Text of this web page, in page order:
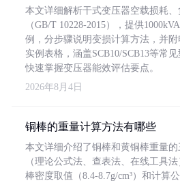
本文详细解析干式变压器空载损耗
（GB/T 10228-2015），提供
例，分步骤说明变损计算方法，并
实例表格，涵盖SCB10/SCB13等常
快速掌握变压器能效评估要点。
2026年8月4日
铜棒的重量计算方法有哪些
本文详细介绍了铜棒和黄铜棒重量
（理论公式法、查表法、在线工具
棒密度取值（8.4-8.7g/cm³）和计算